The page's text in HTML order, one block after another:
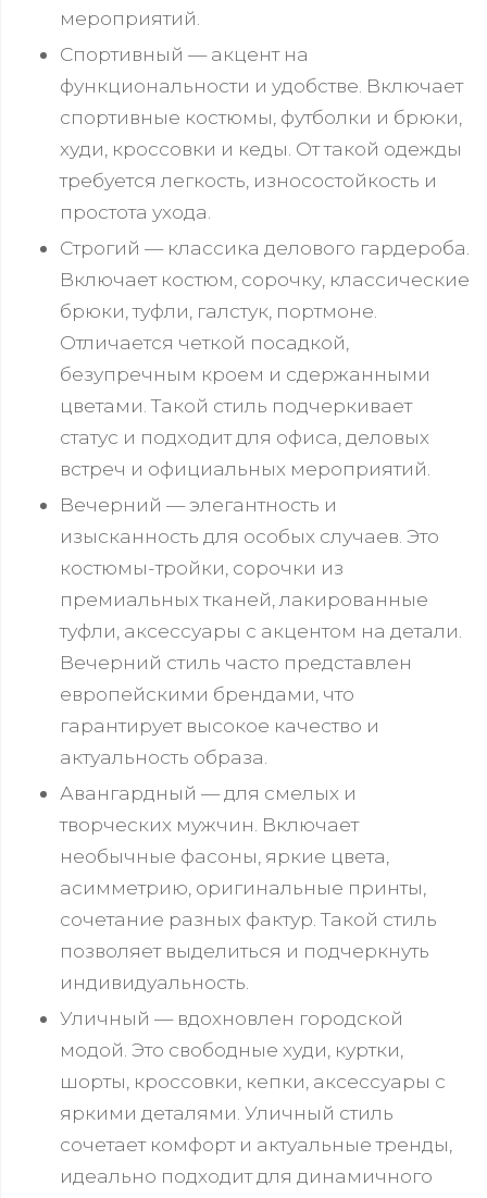
мероприятий.
Спортивный — акцент на
функциональности и удобстве. Включает
спортивные костюмы, футболки и брюки,
худи, кроссовки и кеды. От такой одежды
требуется легкость, износостойкость и
простота ухода.
Строгий — классика делового гардероба.
Включает костюм, сорочку, классические
брюки, туфли, галстук, портмоне.
Отличается четкой посадкой,
безупречным кроем и сдержанными
цветами. Такой стиль подчеркивает
статус и подходит для офиса, деловых
встреч и официальных мероприятий.
Вечерний — элегантность и
изысканность для особых случаев. Это
костюмы-тройки, сорочки из
премиальных тканей, лакированные
туфли, аксессуары с акцентом на детали.
Вечерний стиль часто представлен
европейскими брендами, что
гарантирует высокое качество и
актуальность образа.
Авангардный — для смелых и
творческих мужчин. Включает
необычные фасоны, яркие цвета,
асимметрию, оригинальные принты,
сочетание разных фактур. Такой стиль
позволяет выделиться и подчеркнуть
индивидуальность.
Уличный — вдохновлен городской
модой. Это свободные худи, куртки,
шорты, кроссовки, кепки, аксессуары с
яркими деталями. Уличный стиль
сочетает комфорт и актуальные тренды,
идеально подходит для динамичного